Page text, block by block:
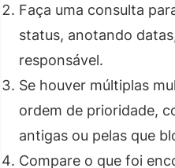
Faça uma consulta
status, anotando
responsável.
Se houver múltiplas
ordem de prioridade,
antigas ou pelas que
Compare o que foi